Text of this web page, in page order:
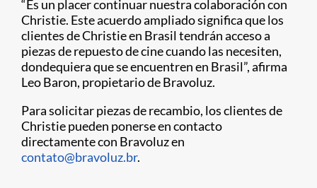
“Es un placer continuar nuestra colaboración con
Christie. Este acuerdo ampliado significa que los
clientes de Christie en Brasil tendrán acceso a
piezas de repuesto de cine cuando las necesiten,
dondequiera que se encuentren en Brasil”, afirma
Leo Baron, propietario de Bravoluz.
Para solicitar piezas de recambio, los clientes de
Christie pueden ponerse en contacto
directamente con Bravoluz en
contato@bravoluz.br.